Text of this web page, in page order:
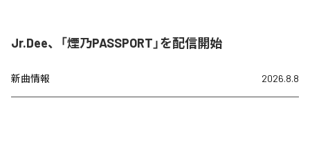
Jr.Dee、「煙乃PASSPORT」を配信開始
新曲情報 2026.8.8